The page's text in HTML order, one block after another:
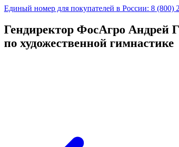
Единый номер для покупателей в России: 8 (800)
Гендиректор ФосАгро Андрей
по художественной гимнастике